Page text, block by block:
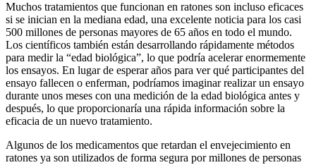
Muchos tratamientos que funcionan en ratones son incluso eficaces
si se inician en la mediana edad, una excelente noticia para los casi
500 millones de personas mayores de 65 años en todo el mundo.
Los científicos también están desarrollando rápidamente métodos
para medir la “edad biológica”, lo que podría acelerar enormemente
los ensayos. En lugar de esperar años para ver qué participantes del
ensayo fallecen o enferman, podríamos imaginar realizar un ensayo
durante unos meses con una medición de la edad biológica antes y
después, lo que proporcionaría una rápida información sobre la
eficacia de un nuevo tratamiento.
Algunos de los medicamentos que retardan el envejecimiento en
ratones ya son utilizados de forma segura por millones de personas